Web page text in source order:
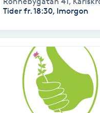
Tider fr. 18:30, Imorgon